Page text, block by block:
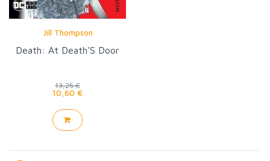
Jill Thompson
Death: At Death'S Door
13,25 €
10,60 €